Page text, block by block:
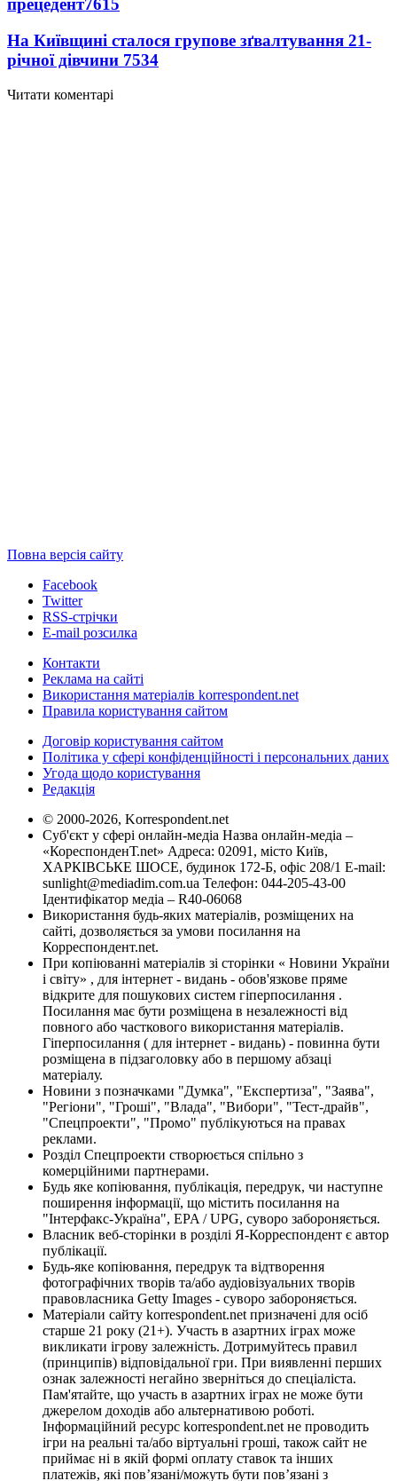
прецедент7615
На Київщині сталося групове зґвалтування 21-
річної дівчини 7534
Читати коментарі
Повна версія сайту
Facebook
Twitter
RSS-стрічки
E-mail розсилка
Контакти
Реклама на сайті
Використання матеріалів korrespondent.net
Правила користування сайтом
Договір користування сайтом
Політика у сфері конфіденційності і персональних даних
Угода щодо користування
Редакція
© 2000-2026, Korrespondent.net
Суб'єкт у сфері онлайн-медіа Назва онлайн-медіа –
«КореспонденТ.net» Адреса: 02091, місто Київ,
ХАРКІВСЬКЕ ШОСЕ, будинок 172-Б, офіс 208/1 E-mail:
sunlight@mediadim.com.ua Телефон: 044-205-43-00
Ідентифікатор медіа – R40-06068
Використання будь-яких матеріалів, розміщених на
сайті, дозволяється за умови посилання на
Корреспондент.net.
При копіюванні матеріалів зі сторінки « Новини України
і світу» , для інтернет - видань - обов'язкове пряме
відкрите для пошукових систем гіперпосилання .
Посилання має бути розміщена в незалежності від
повного або часткового використання матеріалів.
Гіперпосилання ( для інтернет - видань) - повинна бути
розміщена в підзаголовку або в першому абзаці
матеріалу.
Новини з позначками "Думка", "Експертиза", "Заява",
"Регіони", "Гроші", "Влада", "Вибори", "Тест-драйв",
"Спецпроекти", "Промо" публікуються на правах
реклами.
Розділ Спецпроекти створюється спільно з
комерційними партнерами.
Будь яке копіювання, публікація, передрук, чи наступне
поширення інформації, що містить посилання на
"Інтерфакс-Україна", EPA / UPG, суворо забороняється.
Власник веб-сторінки в розділі Я-Корреспондент є автор
публікації.
Будь-яке копіювання, передрук та відтворення
фотографічних творів та/або аудіовізуальних творів
правовласника Getty Images - суворо забороняється.
Матеріали сайту korrespondent.net призначені для осіб
старше 21 року (21+). Участь в азартних іграх може
викликати ігрову залежність. Дотримуйтесь правил
(принципів) відповідальної гри. При виявленні перших
ознак залежності негайно зверніться до спеціаліста.
Пам'ятайте, що участь в азартних іграх не може бути
джерелом доходів або альтернативою роботі.
Інформаційний ресурс korrespondent.net не проводить
ігри на реальні та/або віртуальні гроші, також сайт не
приймає ні в якій формі оплату ставок та інших
платежів, які пов’язані/можуть бути пов’язані з